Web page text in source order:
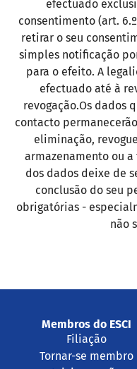
efectuado
consentimento (art.
retirar o seu
simples notificação
para o efeito. A
efectuado até à
revogação.Os dados
contacto
eliminação,
armazenamento ou
dos dados deixe de
conclusão do seu
obrigatórias -
não
Membros do ESCI
Filiação
Tornar-se membro